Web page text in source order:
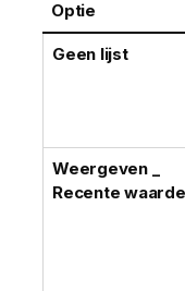
Optie
Geen lijst
Weergeven _
Recente